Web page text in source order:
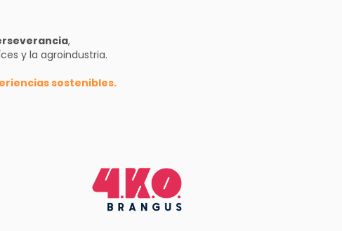
,
y la agroindustria.
sostenibles.